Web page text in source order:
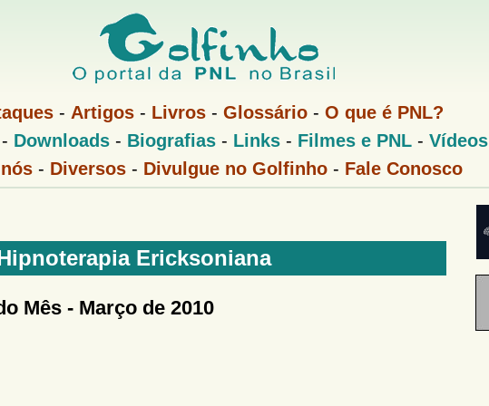
Pular
para
o
principal
- Artigos - Livros - Glossário - O que é PNL?
Downloads- Biografias- Links- Filmes e PNL- Vídeos
- Diversos- Divulgue no Golfinho- Fale Conosco
Ericksoniana
Mês - Março de 2010